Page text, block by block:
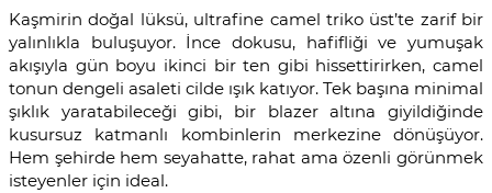
Kaşmirin doğal lüksü, ultrafine camel triko üst’te zarif bir
yalınlıkla buluşuyor. İnce dokusu, hafifliği ve yumuşak
akışıyla gün boyu ikinci bir ten gibi hissettirirken, camel
tonun dengeli asaleti cilde ışık katıyor. Tek başına minimal
şıklık yaratabileceği gibi, bir blazer altına giyildiğinde
kusursuz katmanlı kombinlerin merkezine dönüşüyor.
Hem şehirde hem seyahatte, rahat ama özenli görünmek
isteyenler için ideal.